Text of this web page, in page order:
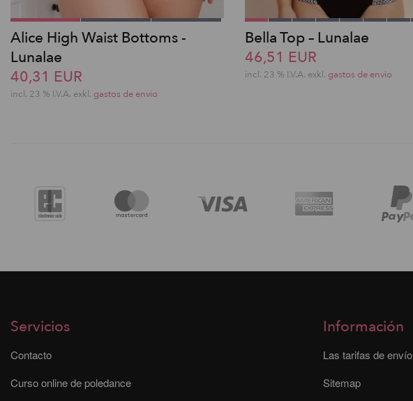
Alice High Waist Bottoms -
Lunalae
40,31 EUR
incl. 23 % I.V.A. exkl. gastos de envio
Bella Top – Lunalae
46,51 EUR
incl. 23 % I.V.A. exkl. gastos de envio
Servicios
Contacto
Curso online de poledance
Información
Las tarifas de envío
Sitemap